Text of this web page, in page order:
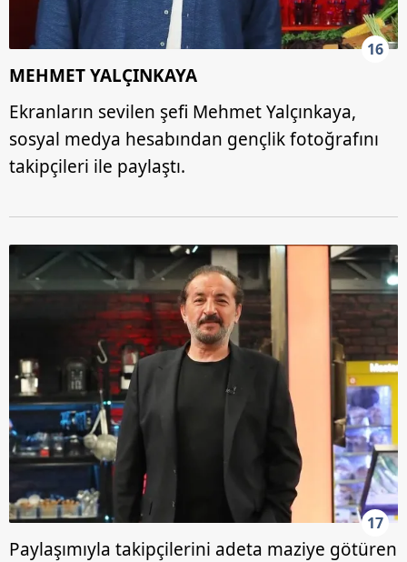
16
MEHMET YALÇINKAYA
Ekranların sevilen şefi Mehmet Yalçınkaya,
sosyal medya hesabından gençlik fotoğrafını
takipçileri ile paylaştı.
17
Paylaşımıyla takipçilerini adeta maziye götüren